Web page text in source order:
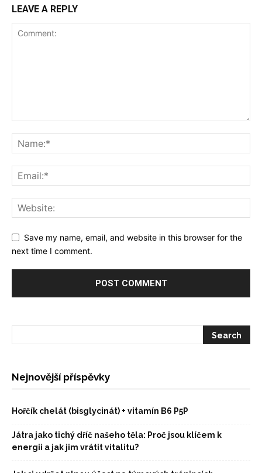
LEAVE A REPLY
Save my name, email, and website in this browser for the
next time I comment.
Nejnovější příspěvky
Hořčík chelát (bisglycinát) + vitamín B6 P5P
Játra jako tichý dříč našeho těla: Proč jsou klíčem k
energii a jak jim vrátit vitalitu?